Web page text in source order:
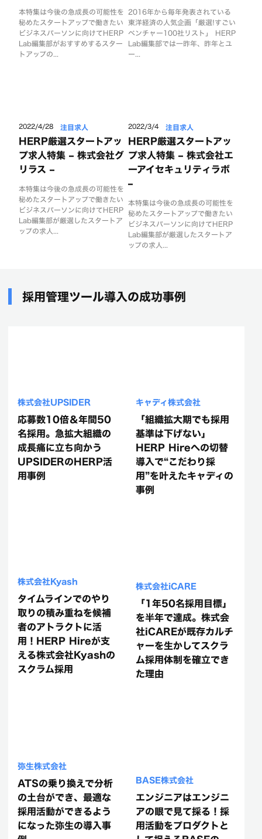
本特集は今後の急成長の可能性を
秘めたスタートアップで働きたい
ビジネスパーソンに向けてHERP
Lab編集部がおすすめするスター
トアップの...
2016年から毎年発表されている
東洋経済の人気企画「厳選!すごい
ベンチャー100社リスト」 HERP
Lab編集部では一昨年、昨年とユ
ー...
2022/4/28 注目求人
HERP厳選スタートアッ
プ求人特集 – 株式会社グ
リラス –
本特集は今後の急成長の可能性を
秘めたスタートアップで働きたい
ビジネスパーソンに向けてHERP
Lab編集部が厳選したスタートア
ップの求人...
2022/3/4 注目求人
HERP厳選スタートアッ
プ求人特集 – 株式会社エ
ーアイセキュリティラボ
–
本特集は今後の急成長の可能性を
秘めたスタートアップで働きたい
ビジネスパーソンに向けてHERP
Lab編集部が厳選したスタートア
ップの求人...
採用管理ツール導入の成功事例
株式会社UPSIDER
応募数10倍＆年間50
名採用。急拡大組織の
成長痛に立ち向かう
UPSIDERのHERP活
用事例
キャディ株式会社
「組織拡大期でも採用
基準は下げない」
HERP Hireへの切替
導入で“こだわり採
用”を叶えたキャディの
事例
株式会社Kyash
タイムラインでのやり
取りの積み重ねを候補
者のアトラクトに活
用！HERP Hireが支
える株式会社Kyashの
スクラム採用
株式会社iCARE
「1年50名採用目標」
を半年で達成。株式会
社iCAREが既存カルチ
ャーを生かしてスクラ
ム採用体制を確立でき
た理由
弥生株式会社
ATSの乗り換えで分析
の土台ができ、最適な
採用活動ができるよう
になった弥生の導入事
BASE株式会社
エンジニアはエンジニ
アの眼で見て採る！採
用活動をプロダクトと